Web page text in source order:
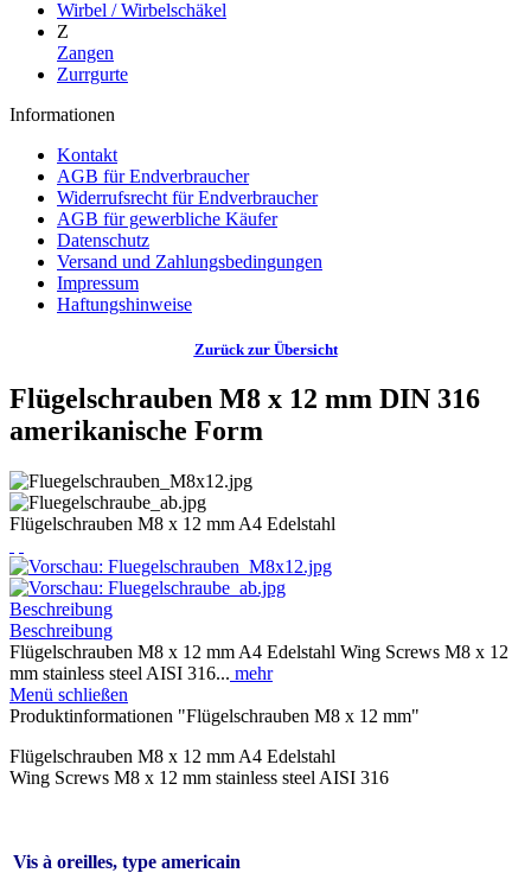
Wirbel / Wirbelschäkel
Z
Zangen
Zurrgurte
Informationen
Kontakt
AGB für Endverbraucher
Widerrufsrecht für Endverbraucher
AGB für gewerbliche Käufer
Datenschutz
Versand und Zahlungsbedingungen
Impressum
Haftungshinweise
Zurück zur Übersicht
Flügelschrauben M8 x 12 mm DIN 316
amerikanische Form
Flügelschrauben M8 x 12 mm A4 Edelstahl
Beschreibung
Beschreibung
Flügelschrauben M8 x 12 mm A4 Edelstahl Wing Screws M8 x 12
mm stainless steel AISI 316... mehr
Menü schließen
Produktinformationen "Flügelschrauben M8 x 12 mm"
Flügelschrauben M8 x 12 mm A4 Edelstahl
Wing Screws M8 x 12 mm stainless steel AISI 316
Vis à oreilles, type americain